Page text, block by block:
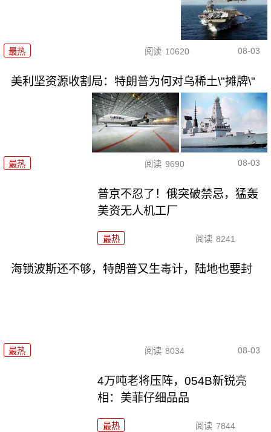
最热 阅读 10620 08-03
美利坚资源收割局：特朗普为何对乌稀土\"摊牌\"
最热 阅读 9690 08-03
普京不忍了！俄突破禁忌，猛轰
美资无人机工厂
最热 阅读 8241
海锁波斯还不够，特朗普又生毒计，陆地也要封
最热 阅读 8034 08-03
4万吨老将压阵，054B新锐亮
相：美菲仔细品品
最热 阅读 7844